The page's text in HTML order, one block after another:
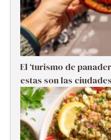
El ‘turismo de
estas son las